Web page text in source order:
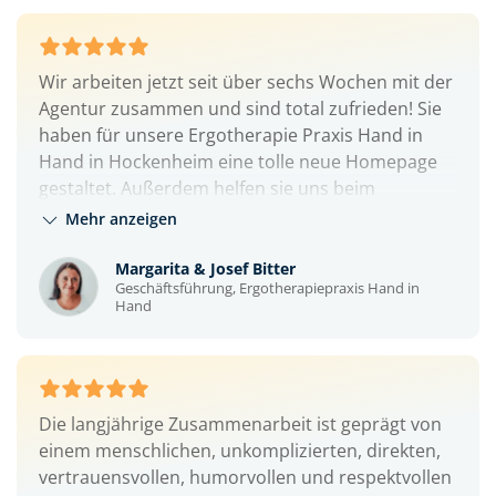
Wir arbeiten jetzt seit über sechs Wochen mit der
Agentur zusammen und sind total zufrieden! ​Sie
haben für unsere Ergotherapie Praxis Hand in
Hand in Hockenheim eine tolle neue Homepage
gestaltet. Außerdem helfen sie uns beim
Recruiting über Social Media, um neue
Tobi, Julia und Denis! Die Zusammenarbeit mit
euch macht richtig Spaß, ihr seid Experten auf
eurem Gebiet und wir fühlen uns sehr gut
den Ergebnissen. ​Wir können das Team nur
weiterempfehlen und freuen uns schon sehr auf
die weitere gemeinsame Zusammenarbeit!
Mehr anzeigen
Margarita & Josef Bitter
Geschäftsführung, Ergotherapiepraxis Hand in
Hand
Die langjährige Zusammenarbeit ist geprägt von
einem menschlichen, unkomplizierten, direkten,
vertrauensvollen, humorvollen und respektvollen